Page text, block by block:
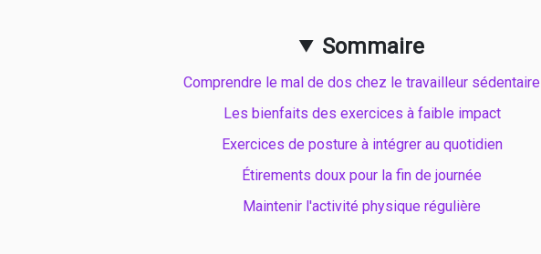
Sommaire
Comprendre le mal de dos chez le travailleur sédentaire
Les bienfaits des exercices à faible impact
Exercices de posture à intégrer au quotidien
Étirements doux pour la fin de journée
Maintenir l'activité physique régulière